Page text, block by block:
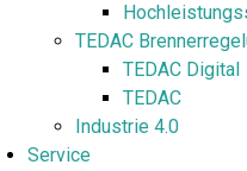
TEDAC
TEDAC Digital
TEDAC
Industrie 4.0
Service